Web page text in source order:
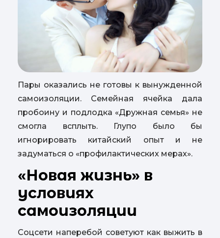
Пары оказались не готовы к вынужденной
самоизоляции. Семейная ячейка дала
пробоину и подлодка «Дружная семья» не
смогла всплыть. Глупо было бы
игнорировать китайский опыт и не
задуматься о «профилактических мерах».
«Новая жизнь» в
условиях
самоизоляции
Соцсети наперебой советуют как выжить в